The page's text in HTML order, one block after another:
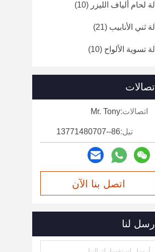
آلة لحام ألياف الليزر (10)
آلة ثني الأنابيب (21)
آلة تسوية الألواح (10)
اتصالات
اتصالات:Mr. Tony
تيل:86--13771480707
اتصل بنا الآن
أرسل لنا